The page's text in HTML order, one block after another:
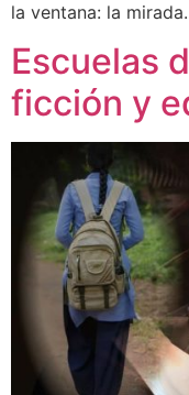
la ventana: la
Escuelas
ficción y